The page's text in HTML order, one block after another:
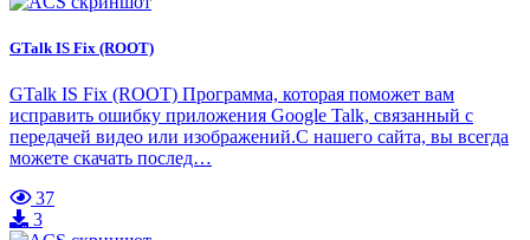
GTalk IS Fix (ROOT)
GTalk IS Fix (ROOT) Программа, которая поможет вам
исправить ошибку приложения Google Talk, связанный с
передачей видео или изображений.С нашего сайта, вы всегда
можете скачать послед…
37
3